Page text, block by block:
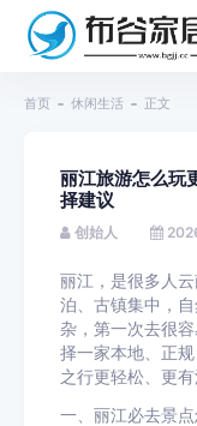
首页 休闲生活 正文
丽江旅游怎么玩
择建议
创始人
丽江，是很多人
泊、古镇集中，
杂，第一次去很
择一家本地、正
之行更轻松、更有
一、丽江必去景